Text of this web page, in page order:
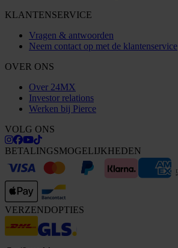
KLANTENSERVICE
Vragen & antwoorden
Neem contact op met de klantenservice
OVER ONS
Over 24MX
Investor relations
Werken bij Pierce
VOLG ONS
BETALINGSMOGELIJKHEDEN
VERZENDOPTIES